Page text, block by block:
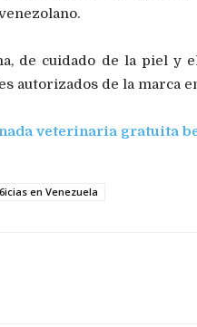
de cuidado de la piel y
autorizados de la marca
veterinaria gratuita
en Venezuela